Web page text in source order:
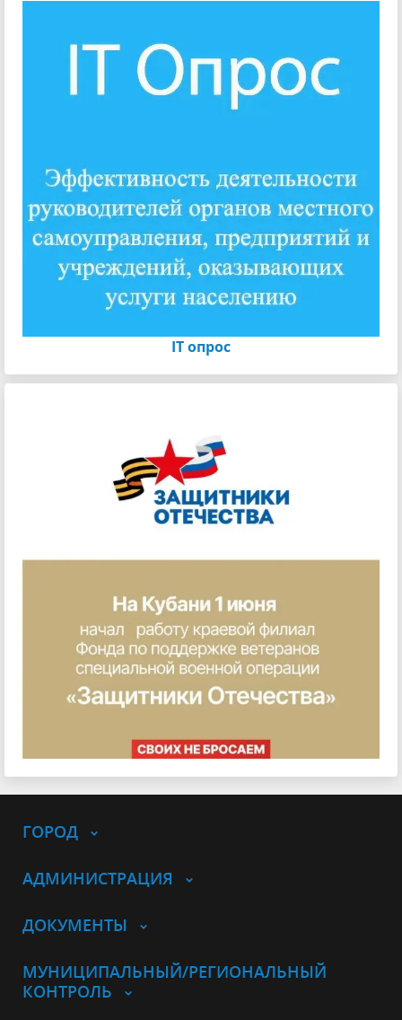
IT опрос
ГОРОД
АДМИНИСТРАЦИЯ
ДОКУМЕНТЫ
МУНИЦИПАЛЬНЫЙ/РЕГИОНАЛЬНЫЙ
КОНТРОЛЬ